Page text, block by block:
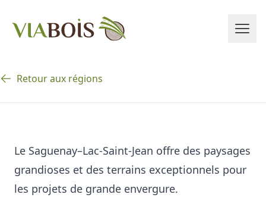
Retour aux régions
Le Saguenay–Lac-Saint-Jean offre des paysages
grandioses et des terrains exceptionnels pour
les projets de grande envergure.